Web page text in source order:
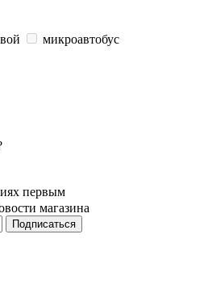
микроавтобус
первым
магазина